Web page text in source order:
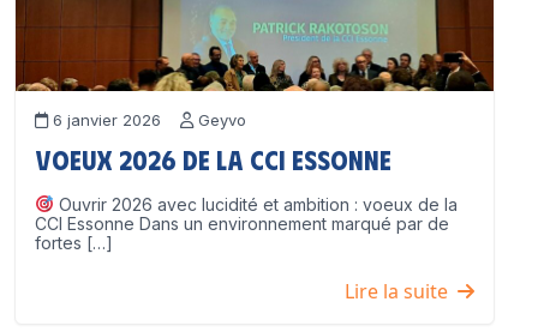
6 janvier 2026 Geyvo
Voeux 2026 de la CCI Essonne
Ouvrir 2026 avec lucidité et ambition : voeux de la
CCI Essonne Dans un environnement marqué par de
fortes […]
Lire la suite